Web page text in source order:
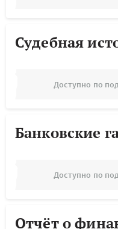
Судебная
Доступно по
Банковские
Доступно по
Отчёт о